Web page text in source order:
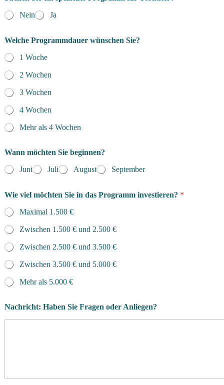
Nein
Ja
Welche Programmdauer wünschen Sie?
1 Woche
2 Wochen
3 Wochen
4 Wochen
Mehr als 4 Wochen
Wann möchten Sie beginnen?
Juni
Juli August September
Wie viel möchten Sie in das Programm investieren? *
Maximal 1.500 €
Zwischen 1.500 € und 2.500 €
Zwischen 2.500 € und 3.500 €
Zwischen 3.500 € und 5.000 €
Mehr als 5.000 €
Nachricht: Haben Sie Fragen oder Anliegen?